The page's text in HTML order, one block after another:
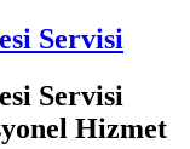
Servisi
Servisi
Hizmet